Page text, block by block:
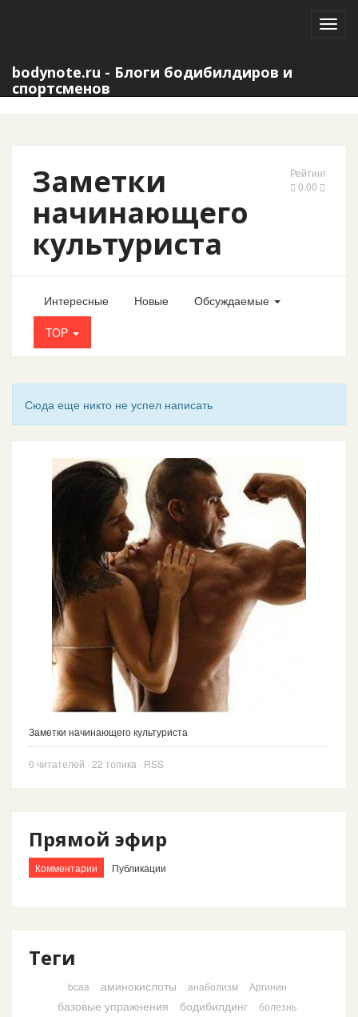
bodynote.ru - Блоги бодибилдиров и
спортсменов
Рейтинг
0.00
Заметки
начинающего
культуриста
Интересные Новые
Обсуждаемые
TOP
Сюда еще никто не успел написать
Заметки начинающего культуриста
0 читателей · 22 топика · RSS
Прямой эфир
Комментарии Публикации
Теги
bcaa аминокислоты анаболизм Аргинин
базовые упражнения бодибилдинг
болезнь